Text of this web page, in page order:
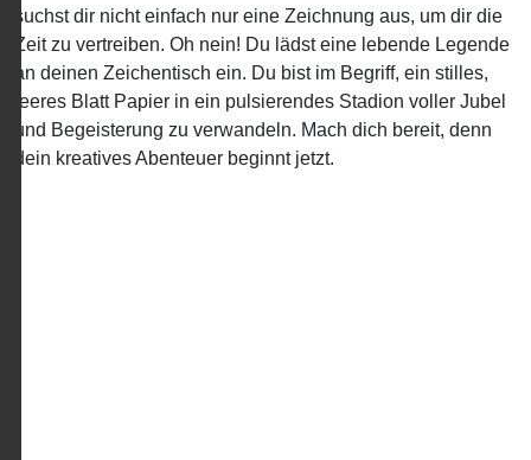
suchst dir nicht einfach nur eine Zeichnung aus, um dir die
Zeit zu vertreiben. Oh nein! Du lädst eine lebende Legende
an deinen Zeichentisch ein. Du bist im Begriff, ein stilles,
leeres Blatt Papier in ein pulsierendes Stadion voller Jubel
und Begeisterung zu verwandeln. Mach dich bereit, denn
dein kreatives Abenteuer beginnt jetzt.